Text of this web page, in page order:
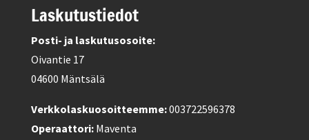
Laskutustiedot
Posti- ja laskutusosoite:
Oivantie 17
04600 Mäntsälä
Verkkolaskuosoitteemme:003722596378
Operaattori:Maventa